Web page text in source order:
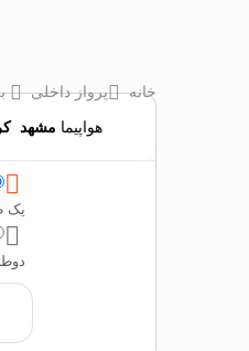
خانه پرواز داخلی
هواپیما مشهد ‌
یک